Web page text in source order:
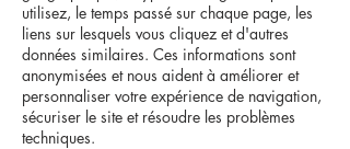
utilisez, le temps passé sur chaque page, les
liens sur lesquels vous cliquez et d'autres
données similaires. Ces informations sont
anonymisées et nous aident à améliorer et
personnaliser votre expérience de navigation,
sécuriser le site et résoudre les problèmes
techniques.